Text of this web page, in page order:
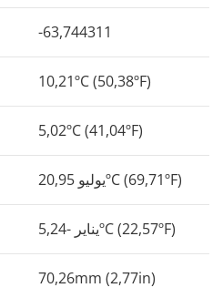
-63,744311
10,21ºC (50,38ºF)
5,02ºC (41,04ºF)
يوليو 20,95ºC (69,71ºF)
يناير -5,24ºC (22,57ºF)
70,26mm (2,77in)